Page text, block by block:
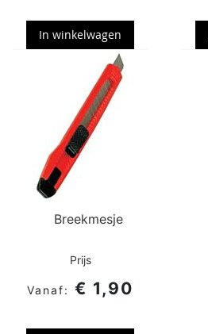
In winkelwagen
Breekmesje
Prijs
€ 1,90